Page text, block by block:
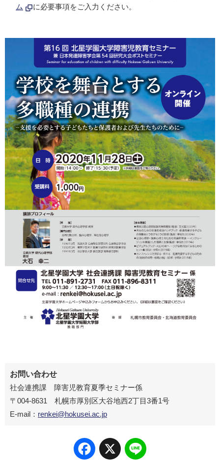
ム
に必要事項をご入力ください。
お問い合わせ
社会連携課 障害児教育夏季セミナー係
〒004-8631 札幌市厚別区大谷地西2丁目3番1号
E-mail： renkei@hokusei.ac.jp
Facebook
X